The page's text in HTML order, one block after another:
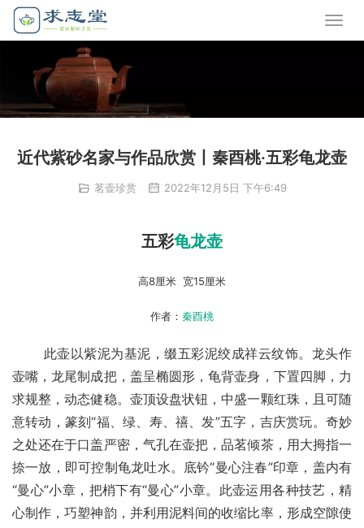
近代紫砂名家与作品欣赏丨秦酉桃·五彩龟龙壶
茗壶珍赏 2022年12月5日 下午6:49
五彩龟龙壶
高8厘米  宽15厘米
作者： 秦酉桃
此壶以紫泥为基泥，缀五彩泥绞成祥云纹饰。龙头作
壶嘴，龙尾制成把，盖呈椭圆形，龟背壶身，下置四脚，力
求规整，动态健稳。壶顶设盘状钮，中盛一颗红珠，且可随
意转动，篆刻“福、绿、寿、禧、发”五字，吉庆赏玩。奇妙
之处还在于口盖严密，气孔在壶把，品茗倾茶，用大拇指一
捺一放，即可控制龟龙吐水。底钤“曼心注春”印章，盖内有
“曼心”小章，把梢下有“曼心”小章。此壶运用各种技艺，精
心制作，巧塑神韵，并利用泥料间的收缩比率，形成空隙使